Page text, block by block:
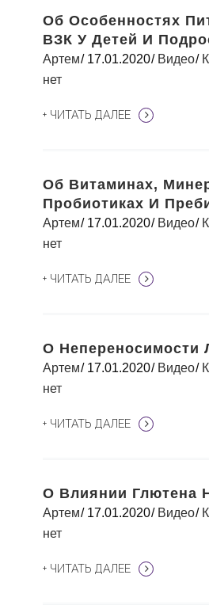
Об Особенностях
ВЗК У Детей И
Артем 17.01.2020 Видео
нет
+ ЧИТАТЬ ДАЛЕЕ
Об Витаминах,
Пробиотиках И
Артем 17.01.2020 Видео
нет
+ ЧИТАТЬ ДАЛЕЕ
О Непереносимости
Артем 17.01.2020 Видео
нет
+ ЧИТАТЬ ДАЛЕЕ
О Влиянии Глютена
Артем 17.01.2020 Видео
нет
+ ЧИТАТЬ ДАЛЕЕ